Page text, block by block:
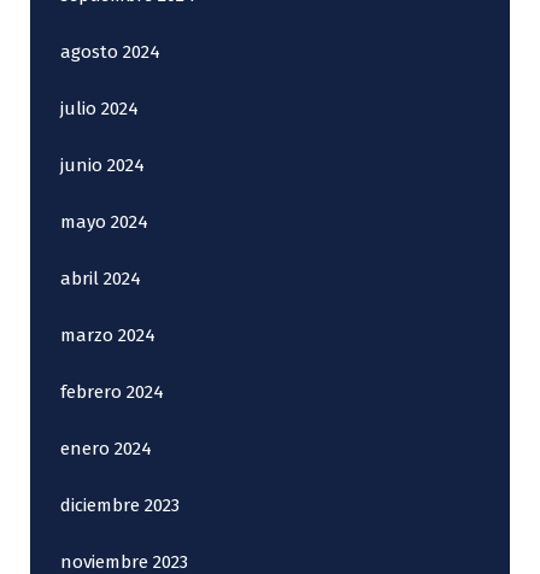
agosto 2024
julio 2024
junio 2024
mayo 2024
abril 2024
marzo 2024
febrero 2024
enero 2024
diciembre 2023
noviembre 2023